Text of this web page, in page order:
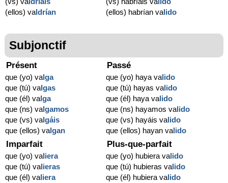
(ellos) valdrían
(ellos) habrían valido
Subjonctif
Présent
que (yo) valga
que (tú) valgas
que (él) valga
que (ns) valgamos
que (vs) valgáis
que (ellos) valgan
Passé
que (yo) haya valido
que (tú) hayas valido
que (él) haya valido
que (ns) hayamos valido
que (vs) hayáis valido
que (ellos) hayan valido
Imparfait
que (yo) valiera
que (tú) valieras
que (él) valiera
Plus-que-parfait
que (yo) hubiera valido
que (tú) hubieras valido
que (él) hubiera valido